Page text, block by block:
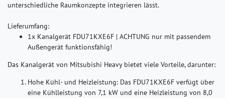
unterschiedliche Raumkonzepte integrieren lässt.
Lieferumfang:
1x Kanalgerät FDU71KXE6F | ACHTUNG nur mit passendem
Außengerät funktionsfähig!
Das Kanalgerät von Mitsubishi Heavy bietet viele Vorteile, darunter:
Hohe Kühl- und Heizleistung: Das FDU71KXE6F verfügt über
eine Kühlleistung von 7,1 kW und eine Heizleistung von 8,0